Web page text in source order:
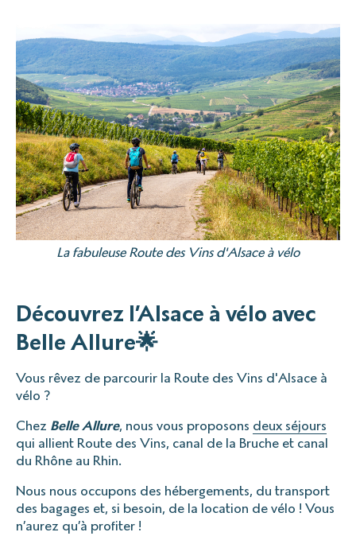
La fabuleuse Route des Vins d'Alsace à vélo
Découvrez l’Alsace à vélo avec
Belle Allure🌟
Vous rêvez de parcourir la Route des Vins d'Alsace à
vélo ?
Chez Belle Allure, nous vous proposons deux séjours
qui allient Route des Vins, canal de la Bruche et canal
du Rhône au Rhin.
Nous nous occupons des hébergements, du transport
des bagages et, si besoin, de la location de vélo ! Vous
n’aurez qu’à profiter !